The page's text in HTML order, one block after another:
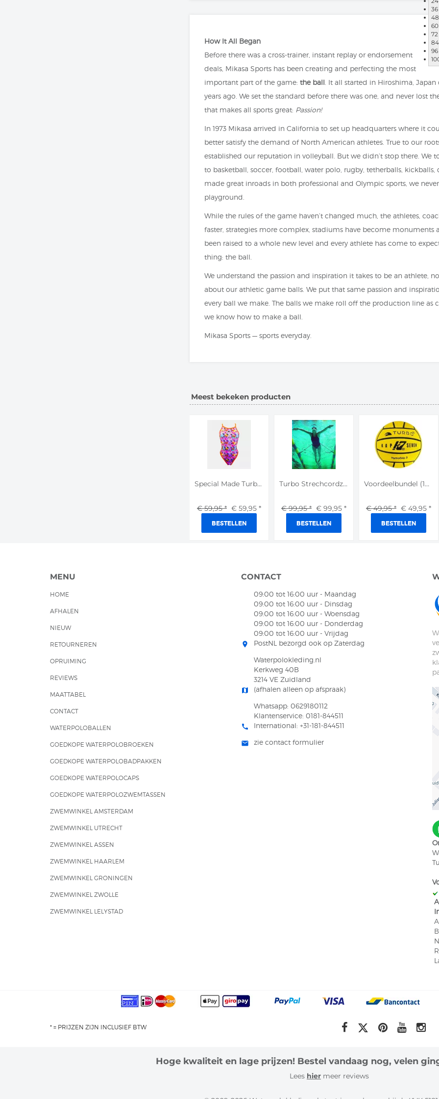
36
48
60
72
84
96
How It All Began
Before there was a cross-trainer, instant replay or endorsement
deals, Mikasa Sports has been creating and perfecting the most
important part of the game: the ball . It all started in Hiroshima, Japan
years ago. We set the standard before there was one, and never lost
that makes all sports great: Passion!
In 1973 Mikasa arrived in California to set up headquarters where it
better satisfy the demand of North American athletes. True to our
established our reputation in volleyball. But we didn’t stop there. We
to basketball, soccer, football, water polo, rugby, tetherballs,
made great inroads in both professional and Olympic sports, we
playground.
While the rules of the game haven’t changed much, the athletes,
faster, strategies more complex, stadiums have become
been raised to a whole new level and every athlete has come to
thing: the ball.
We understand the passion and inspiration it takes to be an athlete,
about our athletic game balls. We put that same passion and
every ball we make. The balls we make roll off the production line as
we know how to make a ball.
Mikasa Sports — sports everyday.
Meest bekeken producten
Special Made Turbo Sport...
€ 59,95* € 59,95 *
BESTELLEN
Turbo Strechcordz S-121 ...
€ 99,95* € 99,95 *
BESTELLEN
Voordeelbundel (10+ prij...
€ 49,95* € 49,95 *
BESTELLEN
MENU
HOME
AFHALEN
NIEUW
RETOURNEREN
OPRUIMING
REVIEWS
MAATTABEL
CONTACT
WATERPOLOBALLEN
GOEDKOPE WATERPOLOBROEKEN
GOEDKOPE WATERPOLOBADPAKKEN
GOEDKOPE WATERPOLOCAPS
GOEDKOPE WATERPOLOZWEMTASSEN
ZWEMWINKEL AMSTERDAM
ZWEMWINKEL UTRECHT
ZWEMWINKEL ASSEN
ZWEMWINKEL HAARLEM
ZWEMWINKEL GRONINGEN
ZWEMWINKEL ZWOLLE
ZWEMWINKEL LELYSTAD
CONTACT
room
09:00 tot 16:00 uur - Maandag
09:00 tot 16:00 uur - Dinsdag
09:00 tot 16:00 uur - Woensdag
09:00 tot 16:00 uur - Donderdag
09:00 tot 16:00 uur - Vrijdag
PostNL bezorgd ook op Zaterdag
map
Waterpolokleding.nl
Kerkweg 40B
3214 VE Zuidland
(afhalen alleen op afspraak)
call
Whatsapp: 0629180112
Klantenservice: 0181-844511
International: +31-181-844511
mail zie contact formulier
* = PRIJZEN ZIJN INCLUSIEF BTW
Hoge kwaliteit en lage prijzen! Bestel vandaag nog, velen
Lees hier meer reviews